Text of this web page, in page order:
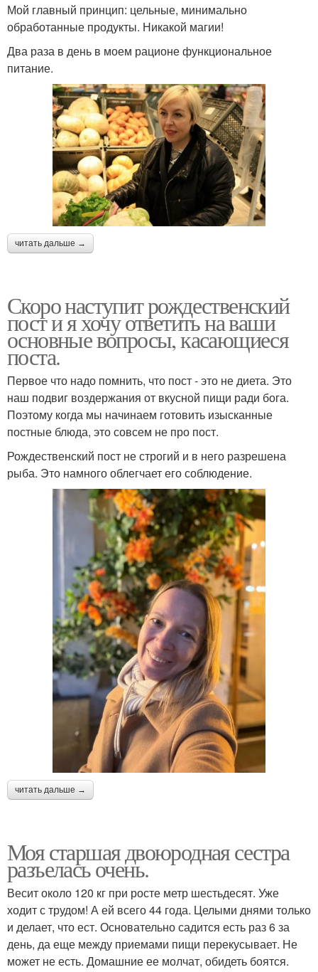
Мой главный принцип: цельные, минимально
обработанные продукты. Никакой магии!
Два раза в день в моем рационе функциональное
питание.
читать дальше →
Скоро наступит рождественский
пост и я хочу ответить на ваши
основные вопросы, касающиеся
поста.
Первое что надо помнить, что пост - это не диета. Это
наш подвиг воздержания от вкусной пищи ради бога.
Поэтому когда мы начинаем готовить изысканные
постные блюда, это совсем не про пост.
Рождественский пост не строгий и в него разрешена
рыба. Это намного облегчает его соблюдение.
читать дальше →
Моя старшая двоюродная сестра
разъелась очень.
Весит около 120 кг при росте метр шестьдесят. Уже
ходит с трудом! А ей всего 44 года. Целыми днями только
и делает, что ест. Основательно садится есть раз 6 за
день, да еще между приемами пищи перекусывает. Не
может не есть. Домашние ее молчат, обидеть боятся.